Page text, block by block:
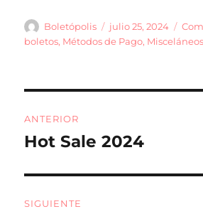
c
e
o
o
k
ai
l
m
p
rt
Autor
Boletópolis
Publicado
el
julio 25, 2024
boletos, Métodos de Pago,
de
ANTERIOR
Entrada
Hot Sale 2024
SIGUIENTE